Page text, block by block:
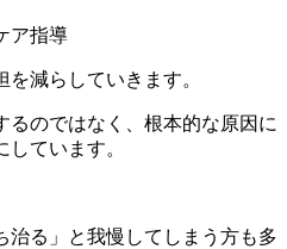
ア指導
減らしていきます。
るのではなく、根本的な原因に
ています。
治る」と我慢してしまう方も多